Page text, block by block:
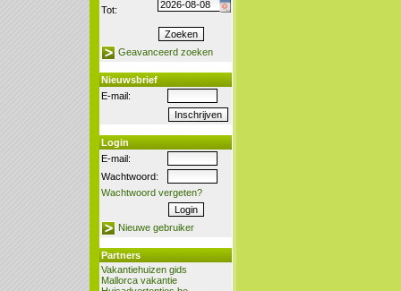
Tot:
Geavanceerd zoeken
Nieuwsbrief
E-mail:
Login
E-mail:
Wachtwoord:
Wachtwoord vergeten?
Nieuwe gebruiker
Partners
Vakantiehuizen gids
Mallorca vakantie